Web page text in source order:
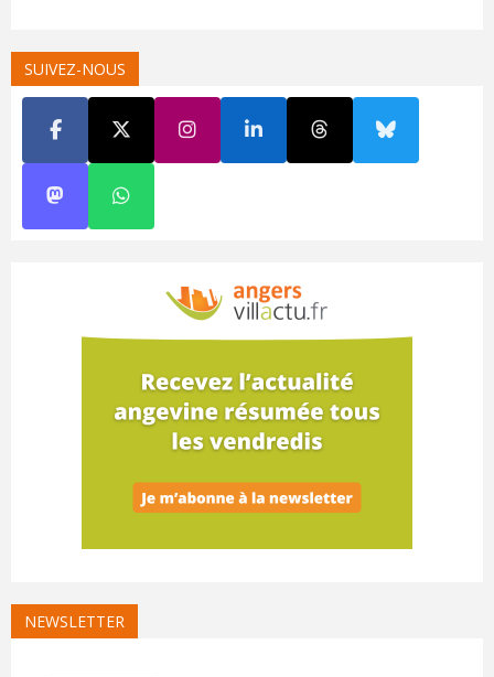
SUIVEZ-NOUS
NEWSLETTER